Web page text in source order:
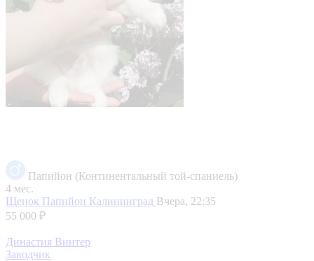
Папийон (Континентальный той-спаниель)
4 мес.
Щенок Папийон Калининград Вчера, 22:35
55 000 ₽
Династия Винтер
Заводчик